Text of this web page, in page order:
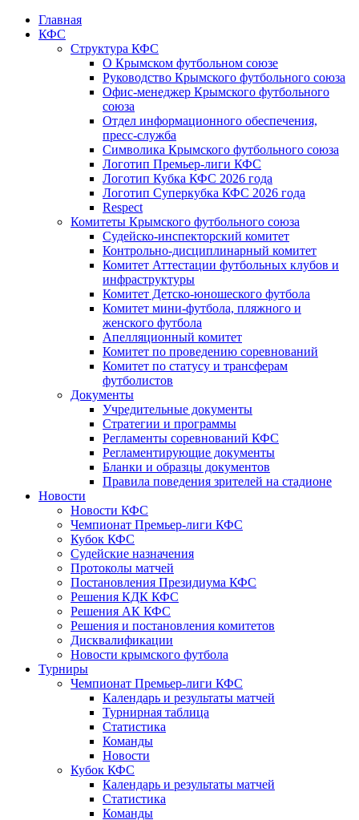
Главная
КФС
Структура КФС
О Крымском футбольном союзе
Руководство Крымского футбольного союза
Офис-менеджер Крымского футбольного
союза
Отдел информационного обеспечения,
пресс-служба
Символика Крымского футбольного союза
Логотип Премьер-лиги КФС
Логотип Кубка КФС 2026 года
Логотип Суперкубка КФС 2026 года
Respect
Комитеты Крымского футбольного союза
Судейско-инспекторский комитет
Контрольно-дисциплинарный комитет
Комитет Аттестации футбольных клубов и
инфраструктуры
Комитет Детско-юношеского футбола
Комитет мини-футбола, пляжного и
женского футбола
Апелляционный комитет
Комитет по проведению соревнований
Комитет по статусу и трансферам
футболистов
Документы
Учредительные документы
Стратегии и программы
Регламенты соревнований КФС
Регламентирующие документы
Бланки и образцы документов
Правила поведения зрителей на стадионе
Новости
Новости КФС
Чемпионат Премьер-лиги КФС
Кубок КФС
Судейские назначения
Протоколы матчей
Постановления Президиума КФС
Решения КДК КФС
Решения АК КФС
Решения и постановления комитетов
Дисквалификации
Новости крымского футбола
Турниры
Чемпионат Премьер-лиги КФС
Календарь и результаты матчей
Турнирная таблица
Статистика
Команды
Новости
Кубок КФС
Календарь и результаты матчей
Статистика
Команды